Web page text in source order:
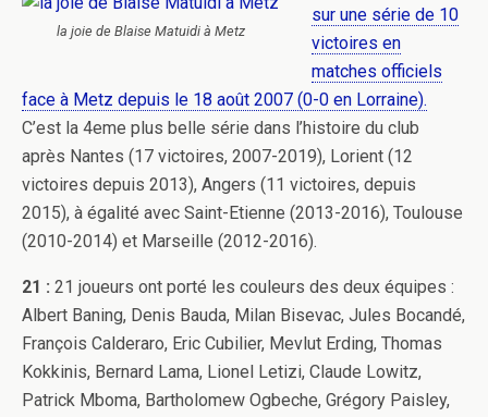
la joie de Blaise Matuidi à Metz
sur une série de 10
victoires en
matches officiels
face à Metz depuis le 18 août 2007 (0-0 en Lorraine).
C’est la 4eme plus belle série dans l’histoire du club
après Nantes (17 victoires, 2007-2019), Lorient (12
victoires depuis 2013), Angers (11 victoires, depuis
2015), à égalité avec Saint-Etienne (2013-2016), Toulouse
(2010-2014) et Marseille (2012-2016).
21 : 21 joueurs ont porté les couleurs des deux équipes :
Albert Baning, Denis Bauda, Milan Bisevac, Jules Bocandé,
François Calderaro, Eric Cubilier, Mevlut Erding, Thomas
Kokkinis, Bernard Lama, Lionel Letizi, Claude Lowitz,
Patrick Mboma, Bartholomew Ogbeche, Grégory Paisley,